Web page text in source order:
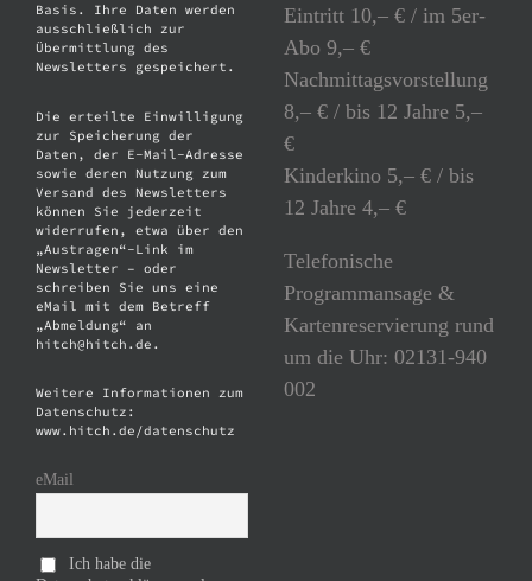
Basis. Ihre Daten werden
ausschließlich zur
Übermittlung des
Newsletters gespeichert.
Die erteilte Einwilligung
zur Speicherung der
Daten, der E-Mail-Adresse
sowie deren Nutzung zum
Versand des Newsletters
können Sie jederzeit
widerrufen, etwa über den
„Austragen“-Link im
Newsletter – oder
schreiben Sie uns eine
eMail mit dem Betreff
„Abmeldung“ an
hitch@hitch.de.
Weitere Informationen zum
Datenschutz:
www.hitch.de/datenschutz
eMail
Ich habe die
Eintritt 10,– € / im 5er-
Abo 9,– €
Nachmittagsvorstellung
8,– € / bis 12 Jahre 5,–
€
Kinderkino 5,– € / bis
12 Jahre 4,– €
Telefonische
Programmansage &
Kartenreservierung rund
um die Uhr: 02131-940
002